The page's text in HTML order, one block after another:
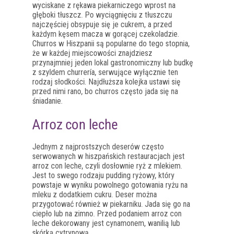
wyciskane z rękawa piekarniczego wprost na
głęboki tłuszcz. Po wyciągnięciu z tłuszczu
najczęściej obsypuje się je cukrem, a przed
każdym kęsem macza w gorącej czekoladzie.
Churros w Hiszpanii są popularne do tego stopnia,
że w każdej miejscowości znajdziesz
przynajmniej jeden lokal gastronomiczny lub budkę
z szyldem churrería, serwujące wyłącznie ten
rodzaj słodkości. Najdłuższa kolejka ustawi się
przed nimi rano, bo churros często jada się na
śniadanie.
Arroz con leche
Jednym z najprostszych deserów często
serwowanych w hiszpańskich restauracjach jest
arroz con leche, czyli dosłownie ryż z mlekiem.
Jest to swego rodzaju pudding ryżowy, który
powstaje w wyniku powolnego gotowania ryżu na
mleku z dodatkiem cukru. Deser można
przygotować również w piekarniku. Jada się go na
ciepło lub na zimno. Przed podaniem arroz con
leche dekorowany jest cynamonem, wanilią lub